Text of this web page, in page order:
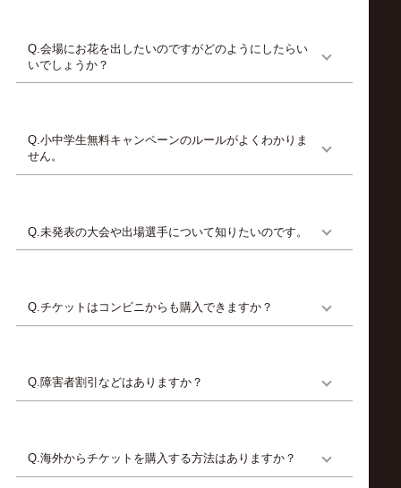
ノ
ア
公
式
イ
ト
Q.会場にお花を出したいのですがどのようにしたらい
いでしょうか？
Q.小中学生無料キャンペーンのルールがよくわかりま
せん。
Q.未発表の大会や出場選手について知りたいのです。
Q.チケットはコンビニからも購入できますか？
Q.障害者割引などはありますか？
Q.海外からチケットを購入する方法はありますか？